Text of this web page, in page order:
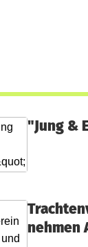
"Jung &
nehmen